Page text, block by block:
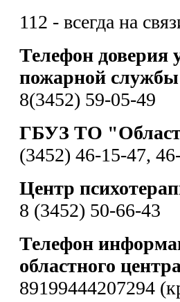
112 - всегда на
Телефон доверия
пожарной
8(3452) 59-05-49
ГБУЗ ТО
(3452) 46-15-47,
Центр
8 (3452) 50-66-43
Телефон
областного
89199444207294